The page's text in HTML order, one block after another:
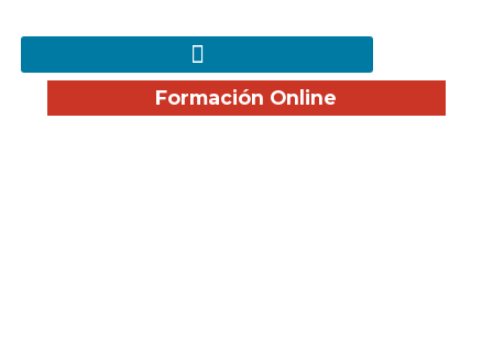
Formación Online